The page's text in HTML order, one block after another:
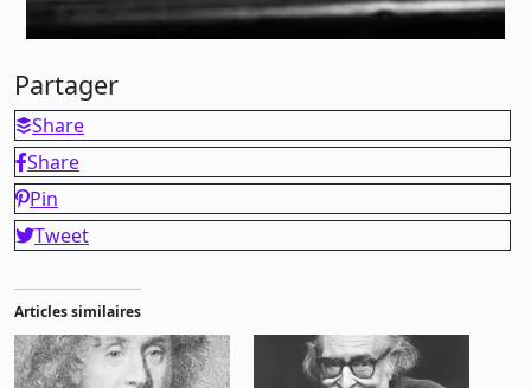
Partager
Share
Share
Pin
Tweet
Articles similaires